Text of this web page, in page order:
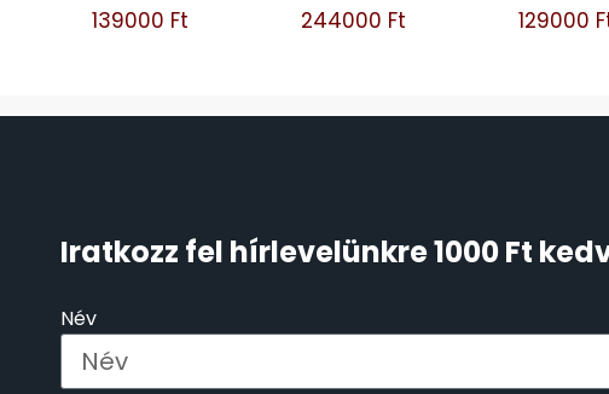
139000 Ft
244000 Ft
129000
Iratkozz fel hírlevelünkre 1000 Ft
Név
ÓRAFORGATÓK
PULSAR